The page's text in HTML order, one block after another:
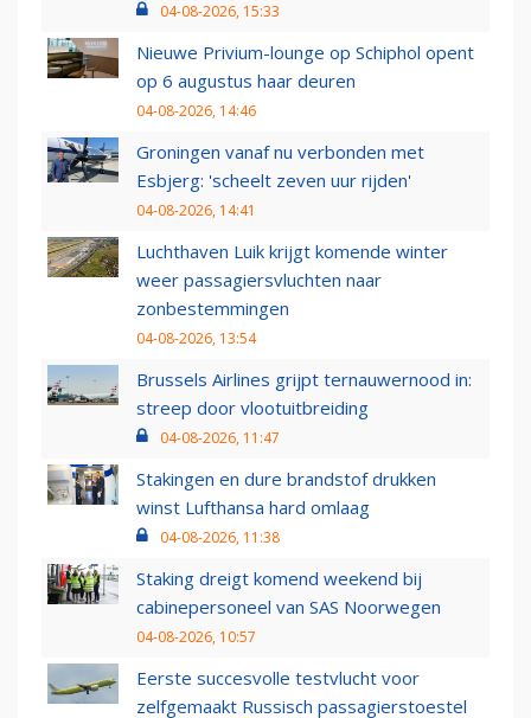
04-08-2026, 15:33
Nieuwe Privium-lounge op Schiphol opent
op 6 augustus haar deuren
04-08-2026, 14:46
Groningen vanaf nu verbonden met
Esbjerg: 'scheelt zeven uur rijden'
04-08-2026, 14:41
Luchthaven Luik krijgt komende winter
weer passagiersvluchten naar
zonbestemmingen
04-08-2026, 13:54
Brussels Airlines grijpt ternauwernood in:
streep door vlootuitbreiding
04-08-2026, 11:47
Stakingen en dure brandstof drukken
winst Lufthansa hard omlaag
04-08-2026, 11:38
Staking dreigt komend weekend bij
cabinepersoneel van SAS Noorwegen
04-08-2026, 10:57
Eerste succesvolle testvlucht voor
zelfgemaakt Russisch passagierstoestel